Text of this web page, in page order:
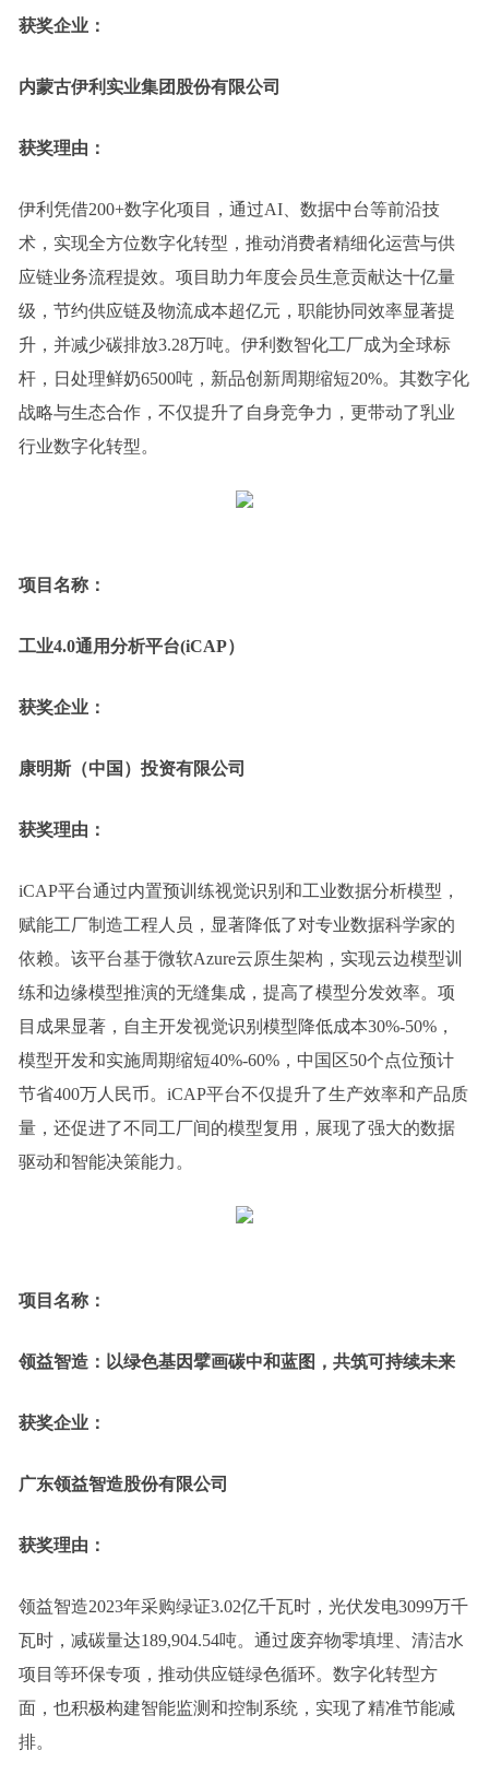
获奖企业：
内蒙古伊利实业集团股份有限公司
获奖理由：
伊利凭借200+数字化项目，通过AI、数据中台等前沿技
术，实现全方位数字化转型，推动消费者精细化运营与供
应链业务流程提效。项目助力年度会员生意贡献达十亿量
级，节约供应链及物流成本超亿元，职能协同效率显著提
升，并减少碳排放3.28万吨。伊利数智化工厂成为全球标
杆，日处理鲜奶6500吨，新品创新周期缩短20%。其数字化
战略与生态合作，不仅提升了自身竞争力，更带动了乳业
行业数字化转型。
项目名称：
工业4.0通用分析平台(iCAP）
获奖企业：
康明斯（中国）投资有限公司
获奖理由：
iCAP平台通过内置预训练视觉识别和工业数据分析模型，
赋能工厂制造工程人员，显著降低了对专业数据科学家的
依赖。该平台基于微软Azure云原生架构，实现云边模型训
练和边缘模型推演的无缝集成，提高了模型分发效率。项
目成果显著，自主开发视觉识别模型降低成本30%-50%，
模型开发和实施周期缩短40%-60%，中国区50个点位预计
节省400万人民币。iCAP平台不仅提升了生产效率和产品质
量，还促进了不同工厂间的模型复用，展现了强大的数据
驱动和智能决策能力。
项目名称：
领益智造：以绿色基因擘画碳中和蓝图，共筑可持续未来
获奖企业：
广东领益智造股份有限公司
获奖理由：
领益智造2023年采购绿证3.02亿千瓦时，光伏发电3099万千
瓦时，减碳量达189,904.54吨。通过废弃物零填埋、清洁水
项目等环保专项，推动供应链绿色循环。数字化转型方
面，也积极构建智能监测和控制系统，实现了精准节能减
排。